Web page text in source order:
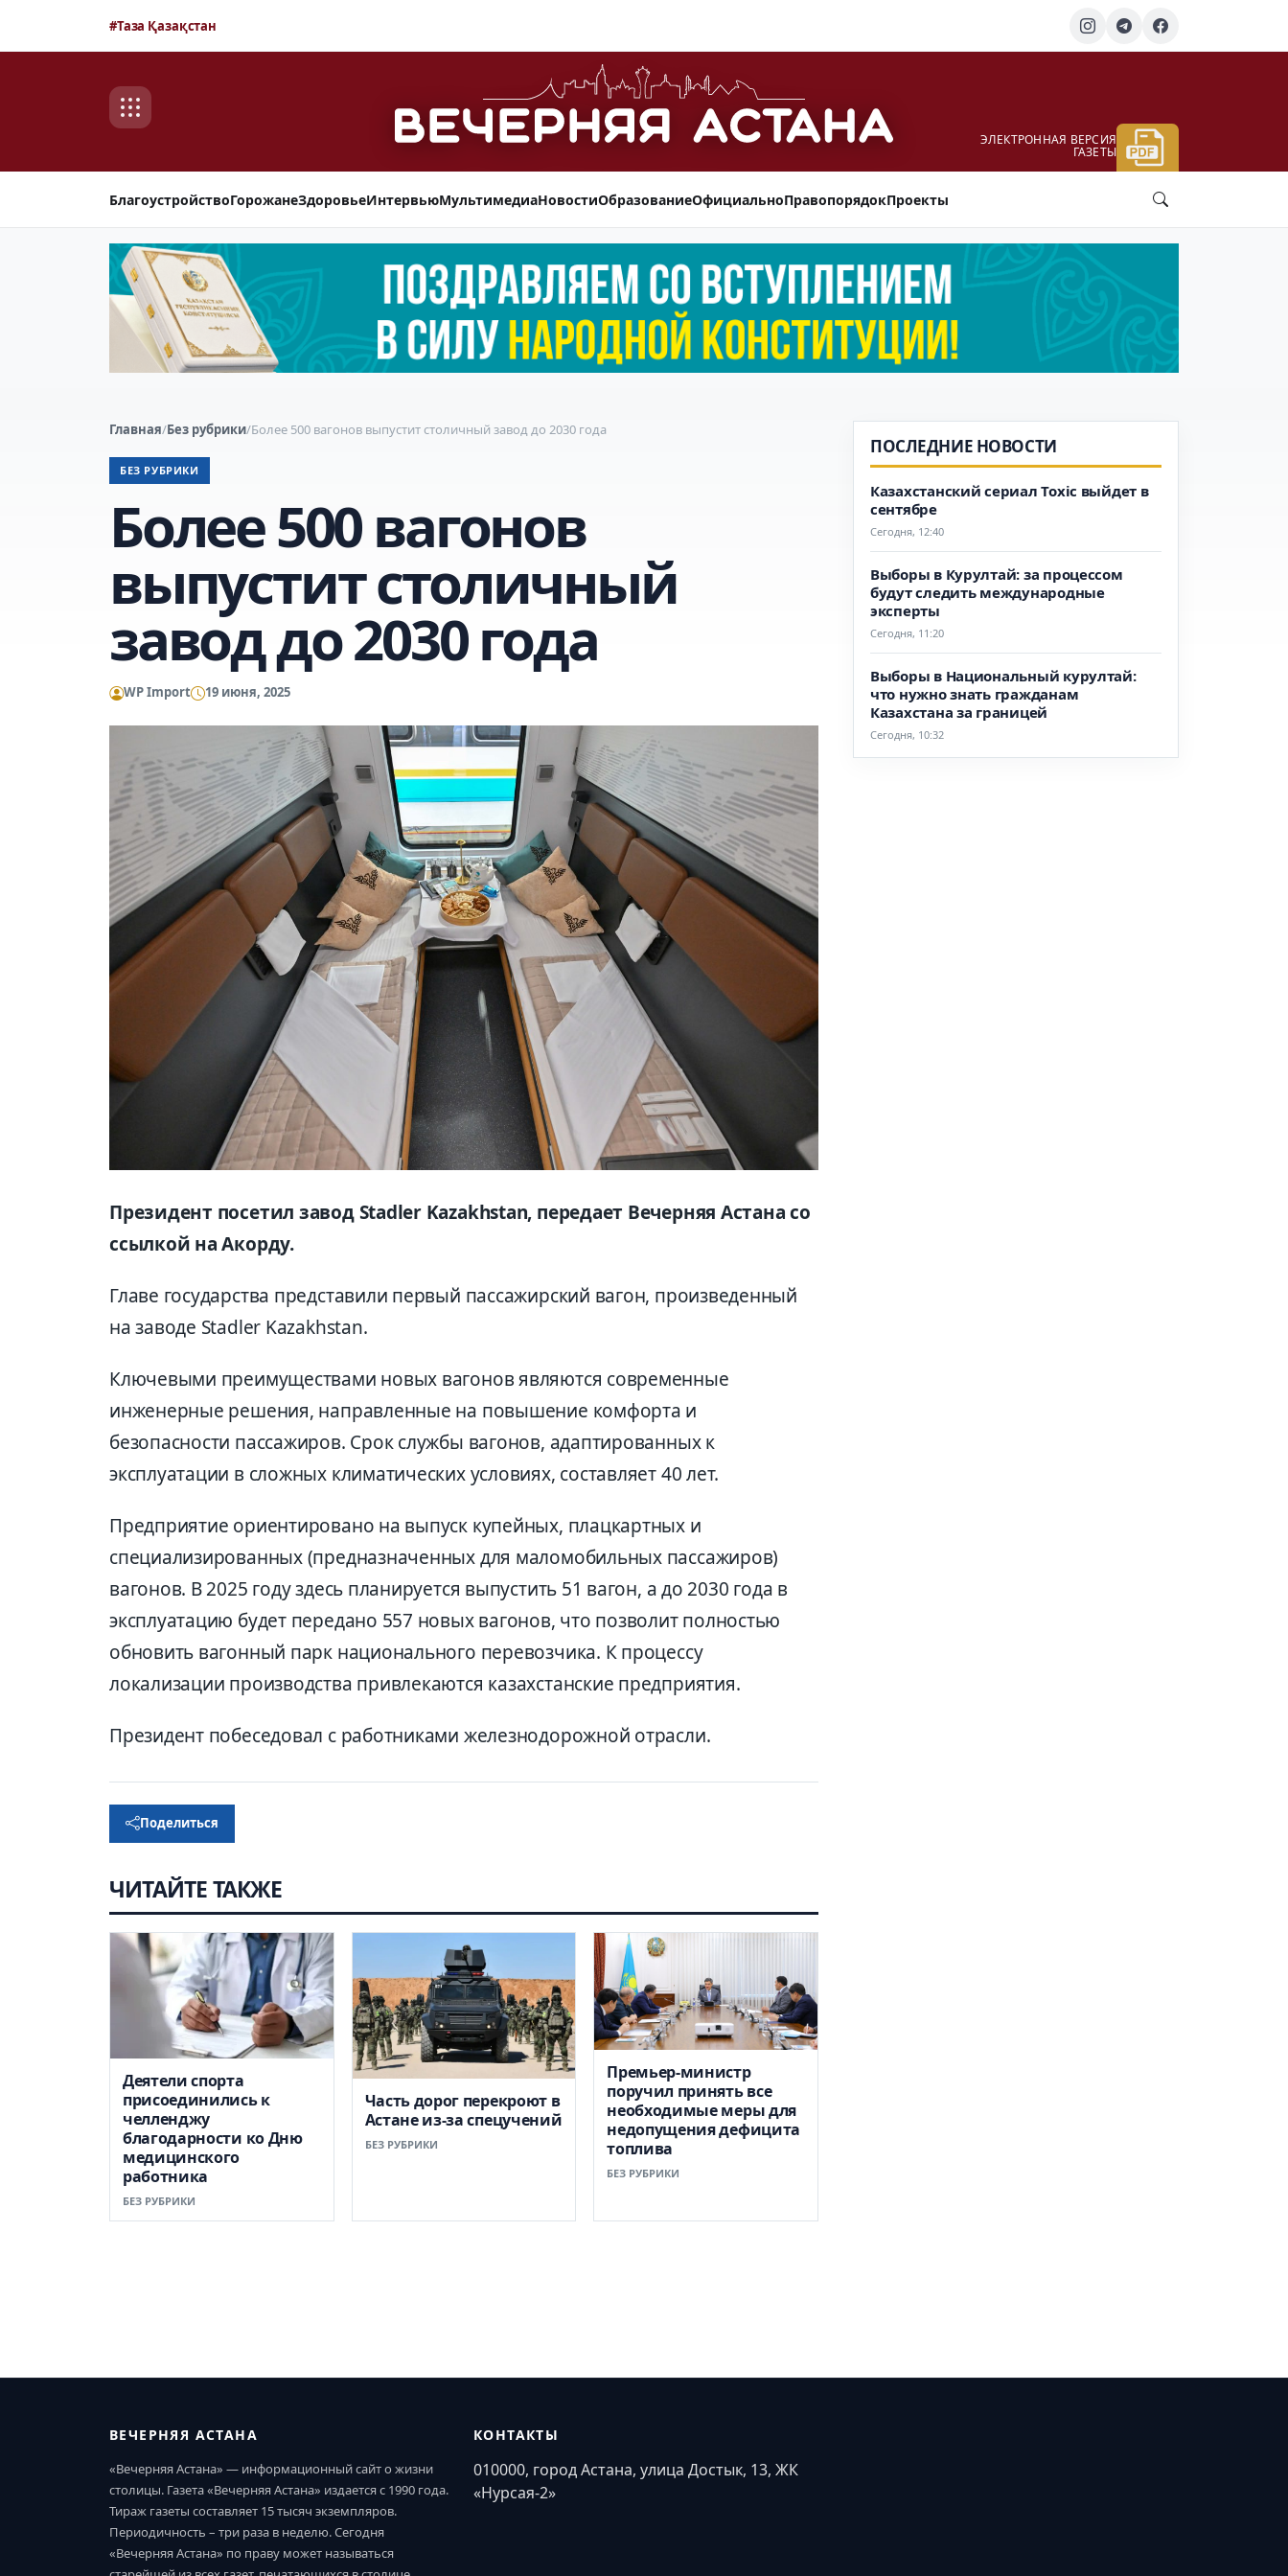
#Таза Қазақстан
ЭЛЕКТРОННАЯ ВЕРСИЯ
ГАЗЕТЫ
БлагоустройствоГорожанеЗдоровьеИнтервьюМультимедиаНовостиОбразованиеОфициальноПравопорядокПроекты
Главная/Без рубрики/Более 500 вагонов выпустит столичный завод до 2030 года
БЕЗ РУБРИКИ
Более 500 вагонов
выпустит столичный
завод до 2030 года
WP Import 19 июня, 2025
Президент посетил завод Stadler Kazakhstan, передает Вечерняя Астана со
ссылкой на Акорду.
Главе государства представили первый пассажирский вагон, произведенный
на заводе Stadler Kazakhstan.
Ключевыми преимуществами новых вагонов являются современные
инженерные решения, направленные на повышение комфорта и
безопасности пассажиров. Срок службы вагонов, адаптированных к
эксплуатации в сложных климатических условиях, составляет 40 лет.
Предприятие ориентировано на выпуск купейных, плацкартных и
специализированных (предназначенных для маломобильных пассажиров)
вагонов. В 2025 году здесь планируется выпустить 51 вагон, а до 2030 года в
эксплуатацию будет передано 557 новых вагонов, что позволит полностью
обновить вагонный парк национального перевозчика. К процессу
локализации производства привлекаются казахстанские предприятия.
Президент побеседовал с работниками железнодорожной отрасли.
Поделиться
ЧИТАЙТЕ ТАКЖЕ
Деятели спорта
присоединились к
челленджу
благодарности ко Дню
медицинского
работника
БЕЗ РУБРИКИ
Часть дорог перекроют в
Астане из-за спецучений
БЕЗ РУБРИКИ
Премьер-министр
поручил принять все
необходимые меры для
недопущения дефицита
топлива
БЕЗ РУБРИКИ
ПОСЛЕДНИЕ НОВОСТИ
Казахстанский сериал Toxic выйдет в
сентябре
Сегодня, 12:40
Выборы в Курултай: за процессом
будут следить международные
эксперты
Сегодня, 11:20
Выборы в Национальный курултай:
что нужно знать гражданам
Казахстана за границей
Сегодня, 10:32
ВЕЧЕРНЯЯ АСТАНА
«Вечерняя Астана» — информационный сайт о жизни
столицы. Газета «Вечерняя Астана» издается с 1990 года.
Тираж газеты составляет 15 тысяч экземпляров.
Периодичность – три раза в неделю. Сегодня
«Вечерняя Астана» по праву может называться
КОНТАКТЫ
010000, город Астана, улица Достык, 13, ЖК
«Нурсая-2»